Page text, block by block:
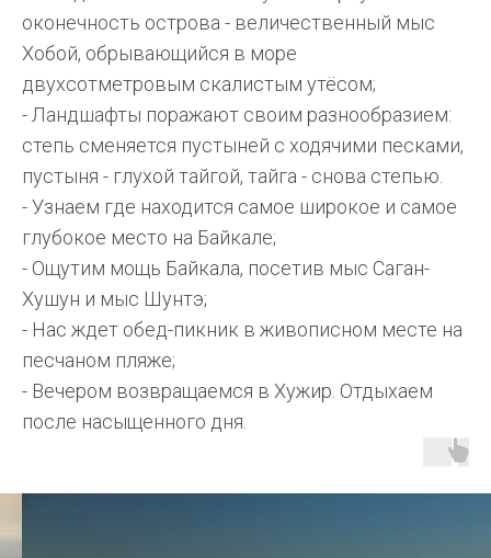
оконечность острова - величественный мыс
Хобой, обрывающийся в море
двухсотметровым скалистым утёсом;
- Ландшафты поражают своим разнообразием:
степь сменяется пустыней с ходячими песками,
пустыня - глухой тайгой, тайга - снова степью.
- Узнаем где находится самое широкое и самое
глубокое место на Байкале;
- Ощутим мощь Байкала, посетив мыс Саган-
Хушун и мыс Шунтэ;
- Нас ждет обед-пикник в живописном месте на
песчаном пляже;
- Вечером возвращаемся в Хужир. Отдыхаем
после насыщенного дня.